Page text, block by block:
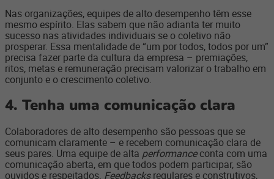
Nas organizações, equipes de alto desempenho têm esse
mesmo espírito. Elas sabem que não adianta ter muito
sucesso nas atividades individuais se o coletivo não
prosperar. Essa mentalidade de “um por todos, todos por um”
precisa fazer parte da cultura da empresa – premiações,
ritos, metas e remuneração precisam valorizar o trabalho em
conjunto e o crescimento coletivo.
4. Tenha uma comunicação clara
Colaboradores de alto desempenho são pessoas que se
comunicam claramente – e recebem comunicação clara de
seus pares. Uma equipe de alta performanceconta com uma
comunicação aberta, em que todos podem participar, são
ouvidos e respeitados. Feedbacksregulares e construtivos,